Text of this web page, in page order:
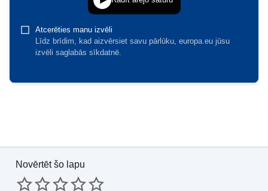
Novērtēt šo lapu